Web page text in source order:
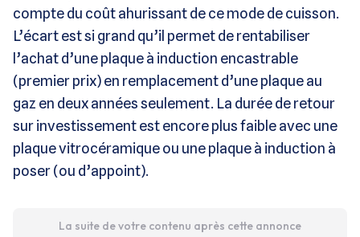
compte du coût ahurissant de ce mode de cuisson.
L’écart est si grand qu’il permet de rentabiliser
l’achat d’une plaque à induction encastrable
(premier prix) en remplacement d’une plaque au
gaz en deux années seulement. La durée de retour
sur investissement est encore plus faible avec une
plaque vitrocéramique ou une plaque à induction à
poser (ou d’appoint).
La suite de votre contenu après cette annonce